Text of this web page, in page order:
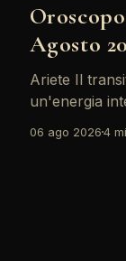
Agosto
Ariete Il transito del Sole in Leone porta
un'energia
momento
06 ago 20264